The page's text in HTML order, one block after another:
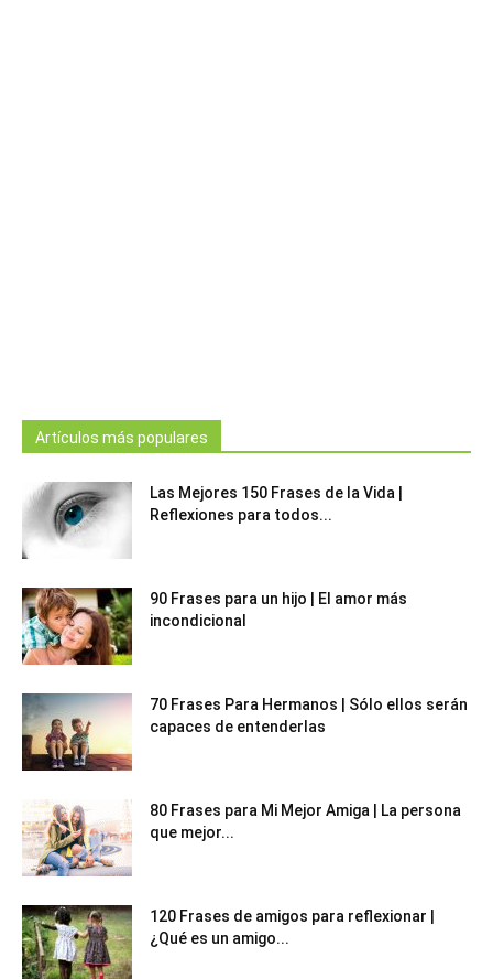
Artículos más populares
Las Mejores 150 Frases de la Vida |
Reflexiones para todos...
90 Frases para un hijo | El amor más
incondicional
70 Frases Para Hermanos | Sólo ellos serán
capaces de entenderlas
80 Frases para Mi Mejor Amiga | La persona
que mejor...
120 Frases de amigos para reflexionar |
¿Qué es un amigo...